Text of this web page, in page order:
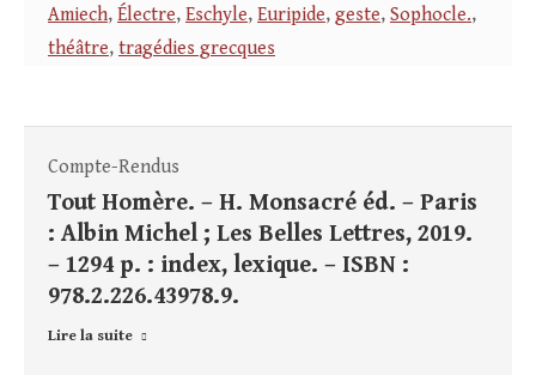
Amiech, Électre, Eschyle, Euripide, geste, Sophocle.,
théâtre, tragédies grecques
Compte-Rendus
Tout Homère. – H. Monsacré éd. – Paris
: Albin Michel ; Les Belles Lettres, 2019.
– 1294 p. : index, lexique. – ISBN :
978.2.226.43978.9.
Lire la suite